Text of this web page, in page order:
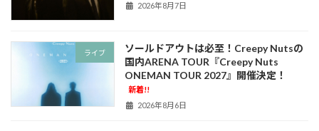
2026年8月7日
ライブ
ソールドアウトは必至！Creepy Nutsの
国内ARENA TOUR『Creepy Nuts
ONEMAN TOUR 2027』開催決定！
新着!!
2026年8月6日